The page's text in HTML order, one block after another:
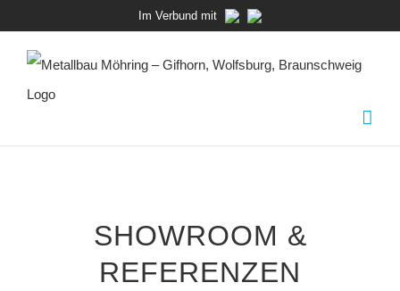
springen
Im Verbund mit
SHOWROOM &
REFERENZEN